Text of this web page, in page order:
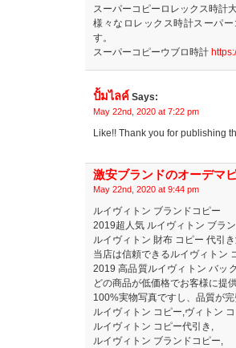
スーパーコピーロレックス時計
様々なロレックス時計スーパ
す。
スーパーコピーウブロ時計
ปั้มไลค์ Says:
May 22nd, 2020 at 7:22 pm
Like!! Thank you for publishing
激安ブランドのオーデマ
May 22nd, 2020 at 9:44 pm
ルイヴィトン ブランドコピー
2019超人気 ルイヴィトン ブラ
ルイヴィトン 財布 コピー 代引
当店は信頼できるルイヴィトン
2019 高品質ルイヴィトン バッ
どの商品が低価格でお客様に提
100%実物写真ですし、品質が
ルイヴィトン コピー,ヴィトン
ルイヴィトン コピー代引き,
ルイヴィトン ブランドコピー,